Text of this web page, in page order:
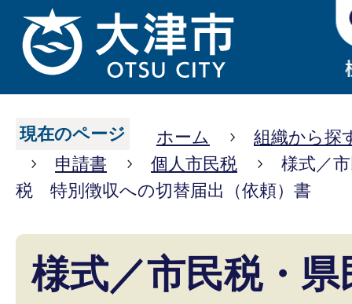
現在のページ ホーム
組織から探
申請書
個人市民税
様式／
税 特別徴収への切替届出（依頼）書
様式／市民税・県